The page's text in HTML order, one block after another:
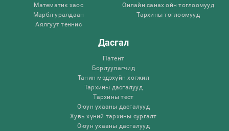
Математик хаос
Марбл-уралдаан
Аялгуут теннис
Онлайн санах ойн тоглоомууд
Тархины тоглоомууд
Дасгал
Патент
Борлуулагчид
Танин мэдэхүйн хөгжил
Тархины дасгалууд
Тархины тест
Оюун ухааны дасгалууд
Хувь хүний ​​тархины сургалт
Оюун ухааны дасгалууд